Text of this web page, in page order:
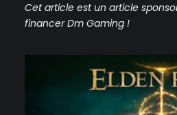
Cet article est un article
financer Dm Gaming !